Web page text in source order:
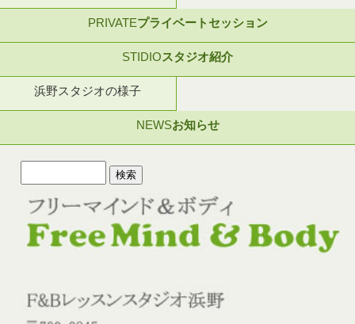
PRIVATEプライベートセッション
STIDIOスタジオ紹介
浜野スタジオの様子
NEWSお知らせ